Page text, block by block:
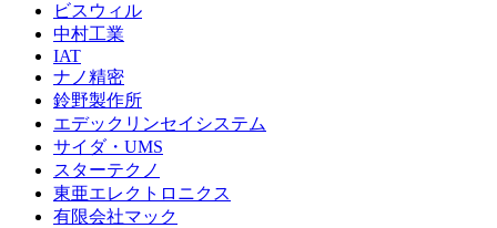
ビスウィル
中村工業
IAT
ナノ精密
鈴野製作所
エデックリンセイシステム
サイダ・UMS
スターテクノ
東亜エレクトロニクス
有限会社マック